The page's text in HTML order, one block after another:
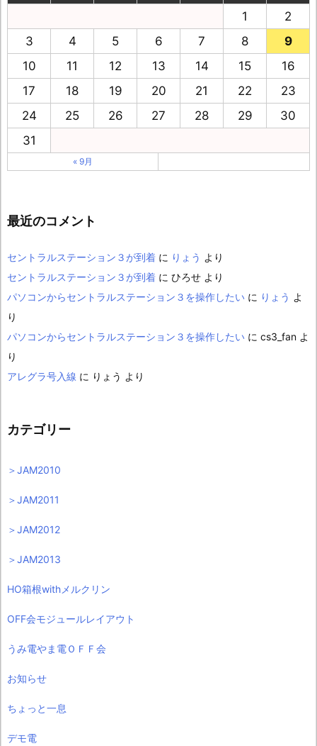
1
2
3
4 5 6 7 8
9
10
11 12 13 14 15
16
17
18 19 20 21 22
23
24
25 26 27 28 29
30
31
« 9月
最近のコメント
セントラルステーション３が到着 に りょう より
セントラルステーション３が到着 に ひろせ より
パソコンからセントラルステーション３を操作したい に りょう よ
り
パソコンからセントラルステーション３を操作したい に cs3_fan よ
り
アレグラ号入線 に りょう より
カテゴリー
＞JAM2010
＞JAM2011
＞JAM2012
＞JAM2013
HO箱根withメルクリン
OFF会モジュールレイアウト
うみ電やま電ＯＦＦ会
お知らせ
ちょっと一息
デモ電